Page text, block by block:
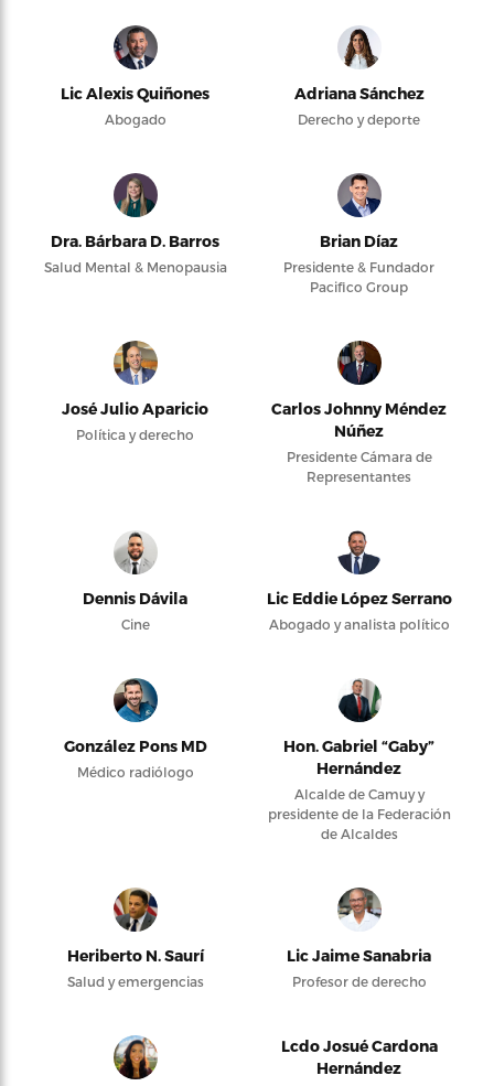
Lic Alexis Quiñones
Abogado
Adriana Sánchez
Derecho y deporte
Dra. Bárbara D. Barros
Salud Mental & Menopausia
Brian Díaz
Presidente & Fundador
Pacifico Group
José Julio Aparicio
Política y derecho
Carlos Johnny Méndez
Núñez
Presidente Cámara de
Representantes
Dennis Dávila
Cine
Lic Eddie López Serrano
Abogado y analista político
González Pons MD
Médico radiólogo
Hon. Gabriel “Gaby”
Hernández
Alcalde de Camuy y
presidente de la Federación
de Alcaldes
Heriberto N. Saurí
Salud y emergencias
Lic Jaime Sanabria
Profesor de derecho
Lcdo Josué Cardona
Hernández